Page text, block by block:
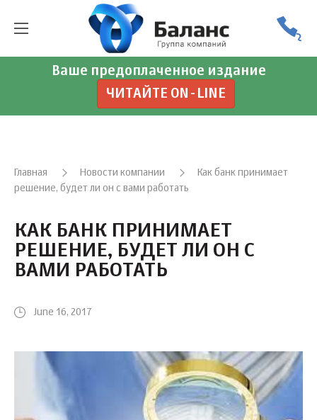
Ваше предоплаченное издание
ЧИТАЙТЕ ON-LINE
Главная Новости компании
Как банк принимает
решение, будет ли он с вами работать
КАК БАНК ПРИНИМАЕТ
РЕШЕНИЕ, БУДЕТ ЛИ ОН С
ВАМИ РАБОТАТЬ
June 16, 2017